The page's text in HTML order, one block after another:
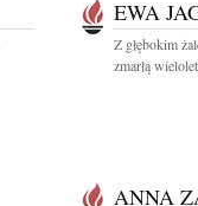
EWA
Z głębokim
zmarłą
ANNA